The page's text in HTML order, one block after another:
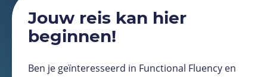
Jouw reis kan hier
beginnen!
Ben je geïnteresseerd in Functional Fluency en